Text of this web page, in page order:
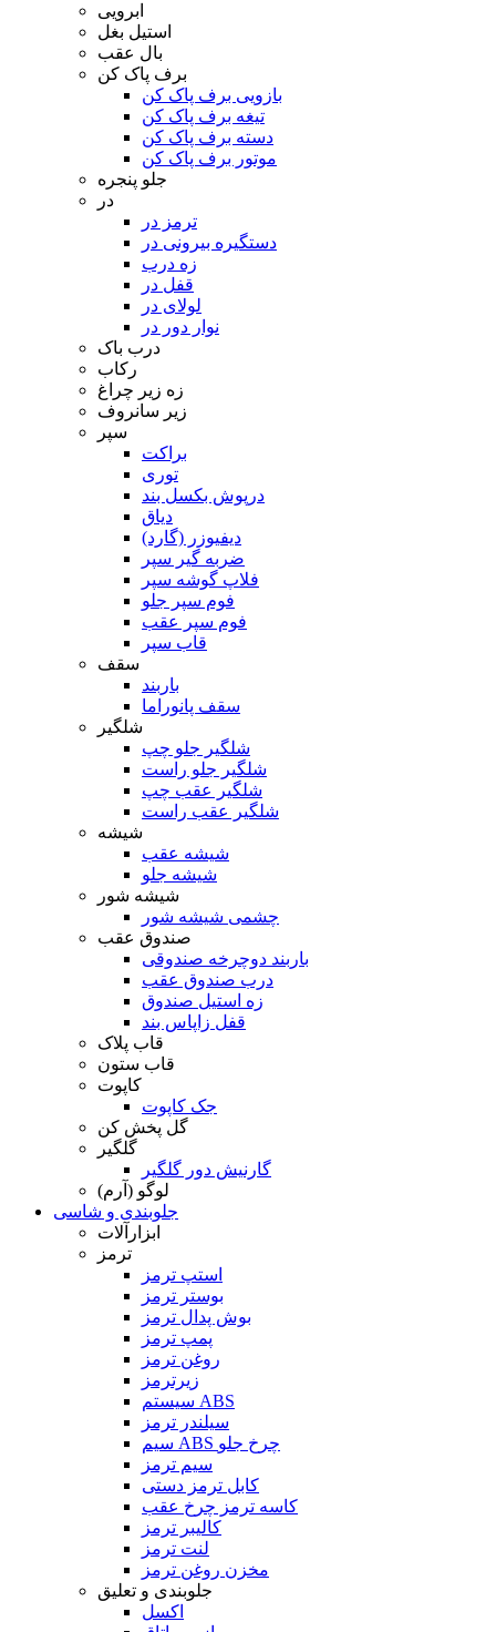
ابرویی
استیل بغل
بال عقب
برف پاک کن
بازویی برف پاک کن
تیغه برف پاک کن
دسته برف پاک کن
موتور برف پاک کن
جلو پنجره
در
ترمز در
دستگیره بیرونی در
زه درب
قفل در
لولای در
نوار دور در
درب باک
رکاب
زه زیر چراغ
زیر سانروف
سپر
براکت
توری
درپوش بکسل بند
دیاق
دیفیوزر (گارد)
ضربه گیر سپر
فلاپ گوشه سپر
فوم سپر جلو
فوم سپر عقب
قاب سپر
سقف
باربند
سقف پانوراما
شلگیر
شلگیر جلو چپ
شلگیر جلو راست
شلگیر عقب چپ
شلگیر عقب راست
شیشه
شیشه عقب
شیشه جلو
شیشه شور
چشمی شیشه شور
صندوق عقب
باربند دوچرخه صندوقی
درب صندوق عقب
زه استیل صندوق
قفل زاپاس بند
قاب پلاک
قاب ستون
کاپوت
جک کاپوت
گل پخش کن
گلگیر
گارنیش دور گلگیر
لوگو (آرم)
جلوبندی و شاسی
ابزارآلات
ترمز
استپ ترمز
بوستر ترمز
بوش پدال ترمز
پمپ ترمز
روغن ترمز
زیرترمز
سیستم ABS
سیلندر ترمز
سیم ABS چرخ جلو
سیم ترمز
کابل ترمز دستی
کاسه ترمز چرخ عقب
کالیبر ترمز
لنت ترمز
مخزن روغن ترمز
جلوبندی و تعلیق
اکسل